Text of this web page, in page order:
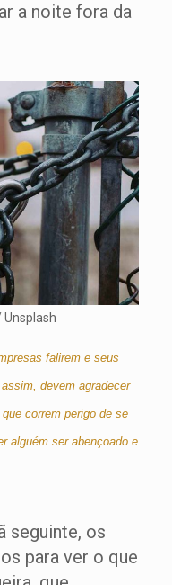
a noite fora da
Unsplash
falirem e seus
devem agradecer
correm perigo de se
alguém ser abençoado e
seguinte, os
para ver o que